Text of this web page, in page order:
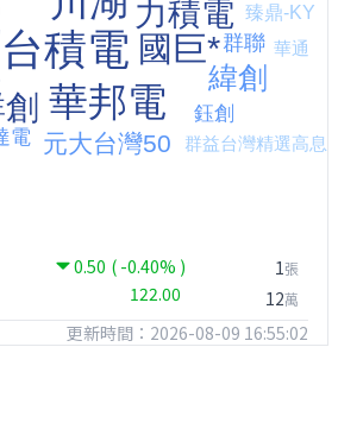
0.50 ( -0.40% )
122.00
1張
12萬
更新時間：2026-08-09 16:55:02